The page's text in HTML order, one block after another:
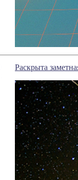
Раскрыта